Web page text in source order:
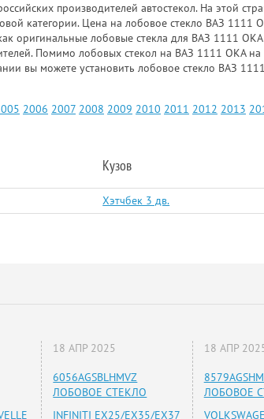
производителей автостекол. На этой
категории. Цена на лобовое стекло ВАЗ 1111
оригинальные лобовые стекла для ВАЗ 1111 ОКА
Помимо лобовых стекол на ВАЗ 1111 ОКА на
вы можете установить лобовое стекло ВАЗ
2006 2007 2008 2009 2010 2011 2012 2013
Кузов
Хэтчбек 3 дв.
18 АПР 2025
6056AGSBLHMVZ
ЛОБОВОЕ СТЕКЛО
INFINITI EX25/EX35/EX37
18 АПР
ЛОБОВОЕ